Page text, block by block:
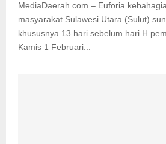
MediaDaerah.com – Euforia
masyarakat Sulawesi Utara (Sulut)
khususnya 13 hari sebelum hari H
Kamis 1 Februari...